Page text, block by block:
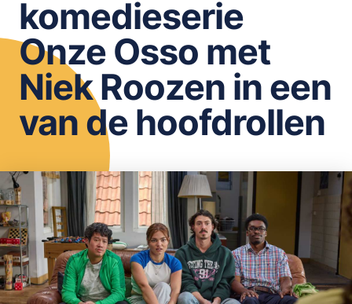
OPSLAAN
komedieserie
Onze Osso met
Niek Roozen in een
van de hoofdrollen